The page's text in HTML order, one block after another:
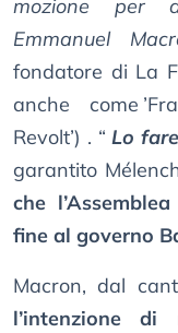
mozione per
Emmanuel
fondatore di La
anche come
Revolt’) . “ Lo
garantito
che
fine al governo
Macron, dal
l’intenzione